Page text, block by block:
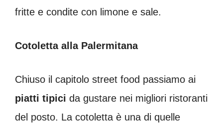
fritte e condite con limone e sale.
Cotoletta alla Palermitana
Chiuso il capitolo street food passiamo ai
piatti tipici da gustare nei migliori ristoranti
del posto. La cotoletta è una di quelle